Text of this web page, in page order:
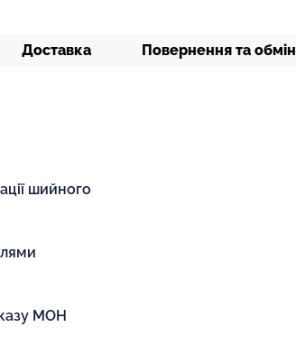
Доставка Повернення та обмін
шийного
МОН